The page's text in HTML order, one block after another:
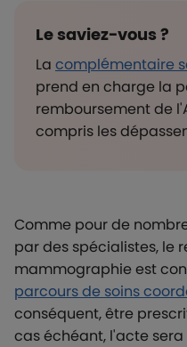
Le saviez-vous ?
La complémentaire
prend en charge la
remboursement de
compris les
Comme pour de
par des spécialistes, le
mammographie est
parcours de soins
conséquent, être
cas échéant, l'acte